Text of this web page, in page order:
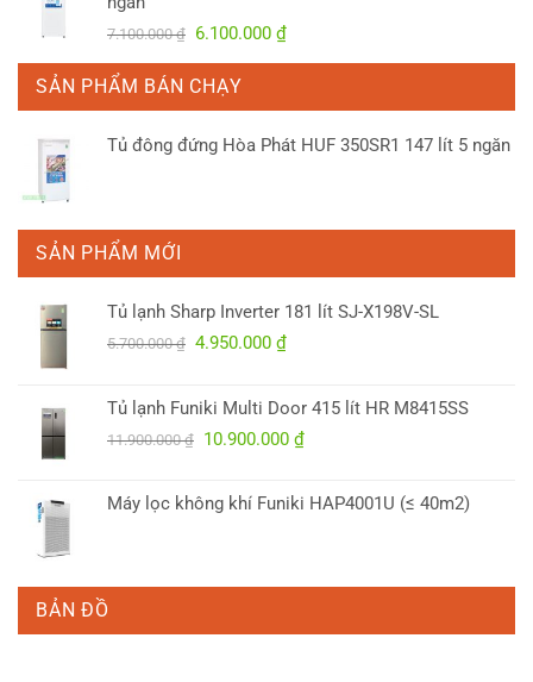
3.750.000 ₫.
7.100.000₫ Giá
là:
7.100.000 ₫.
6.100.000 ₫Giá
là:
SẢN PHẨM BÁN CHẠY
Tủ đông đứng Hòa Phát HUF 350SR1 147 lít 5 ngăn
SẢN PHẨM MỚI
Tủ lạnh Sharp Inverter 181 lít SJ-X198V-SL
5.700.000₫ Giá
5.700.000 ₫.
4.950.000 ₫Giá
là:
4.950.000 ₫.
Tủ lạnh Funiki Multi Door 415 lít HR M8415SS
11.900.000₫ Giá
11.900.000 ₫.
10.900.000 ₫Giá
là:
Máy lọc không khí Funiki HAP4001U (≤ 40m2)
BẢN ĐỒ